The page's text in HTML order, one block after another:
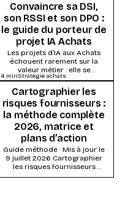
Convaincre sa DSI,
son RSSI et son DPO :
le guide du porteur de
projet IA Achats
Les projets d’IA aux Achats
échouent rarement sur la
valeur métier : elle se
démontre vite. Ils s’enlisent
dans la...
4 minStratégie achats
Cartographier les
risques fournisseurs :
la méthode complète
2026, matrice et
plans d’action
Guide méthode · Mis à jour le
9 juillet 2026 Cartographier
les risques fournisseurs
consiste à évaluer chaque